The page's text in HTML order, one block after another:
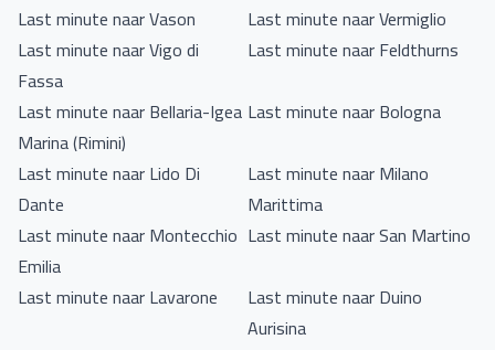
Last minute naar Vason
Last minute naar Vermiglio
Last minute naar Vigo di
Fassa
Last minute naar Feldthurns
Last minute naar Bellaria-Igea
Marina (Rimini)
Last minute naar Bologna
Last minute naar Lido Di
Dante
Last minute naar Milano
Marittima
Last minute naar Montecchio
Emilia
Last minute naar San Martino
Last minute naar Lavarone
Last minute naar Duino
Aurisina